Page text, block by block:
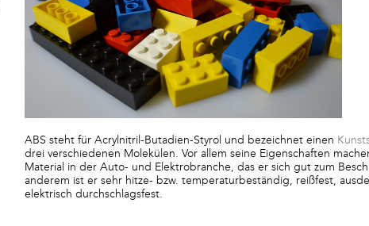
ABS steht für Acrylnitril-Butadien-Styrol und bezeichnet einen
drei verschiedenen Molekülen. Vor allem seine Eigenschaften
Material in der Auto- und Elektrobranche, das er sich gut zum
anderem ist er sehr hitze- bzw. temperaturbeständig, reißfest,
elektrisch durchschlagsfest.